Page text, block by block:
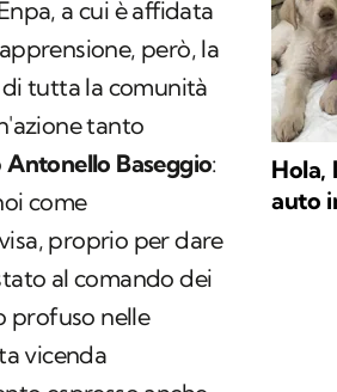
a cui è affidata
però, la
tutta la comunità
tanto
Antonello Baseggio:
come
proprio per dare
al comando dei
profuso nelle
vicenda
Hola,
auto